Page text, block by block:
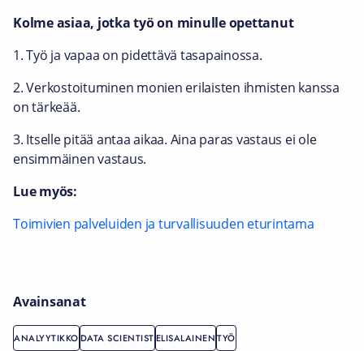
Kolme asiaa, jotka työ on minulle opettanut
1. Työ ja vapaa on pidettävä tasapainossa.
2. Verkostoituminen monien erilaisten ihmisten kanssa
on tärkeää.
3. Itselle pitää antaa aikaa. Aina paras vastaus ei ole
ensimmäinen vastaus.
Lue myös:
Toimivien palveluiden ja turvallisuuden eturintama
Avainsanat
ANALYYTIKKODATA SCIENTISTELISALAINENTYÖ